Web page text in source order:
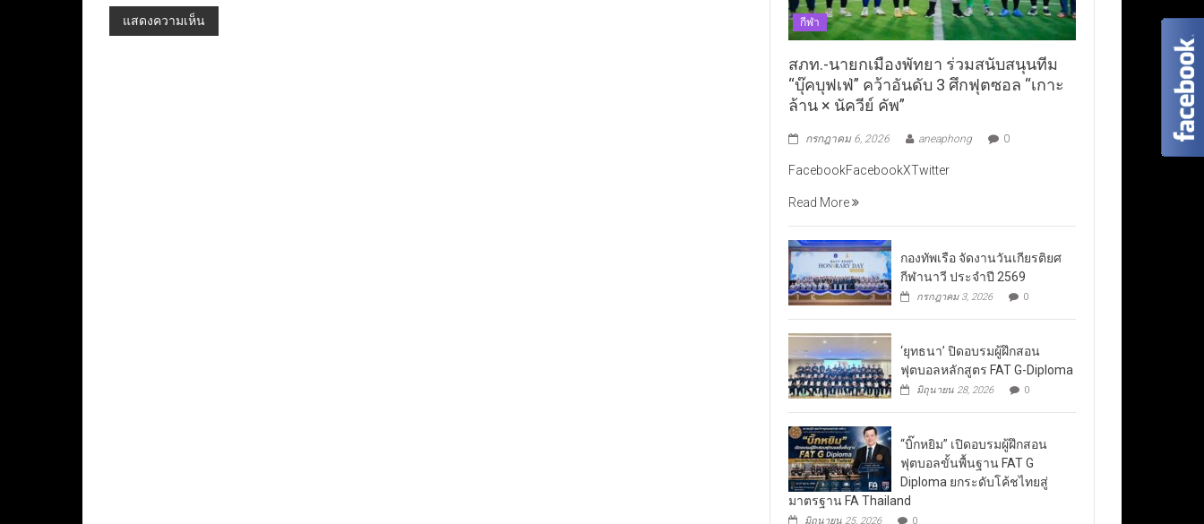
กีฬา
สภท.-นายกเมืองพัทยา ร่วมสนับสนุนทีม
“บุ๊คบุฟเฟ่” คว้าอันดับ 3 ศึกฟุตซอล “เกาะ
ล้าน × นัควีย์ คัพ”
กรกฎาคม 6, 2026 aneaphong 0
FacebookFacebookXTwitter
Read More
กองทัพเรือ จัดงานวันเกียรติยศ
กีฬานาวี ประจำปี 2569
กรกฎาคม 3, 2026 0
‘ยุทธนา’ ปิดอบรมผู้ฝึกสอน
ฟุตบอลหลักสูตร FAT G-Diploma
มิถุนายน 28, 2026 0
“บิ๊กหยิม” เปิดอบรมผู้ฝึกสอน
ฟุตบอลขั้นพื้นฐาน FAT G
Diploma ยกระดับโค้ชไทยสู่
มาตรฐาน FA Thailand
มิถุนายน 25, 2026 0